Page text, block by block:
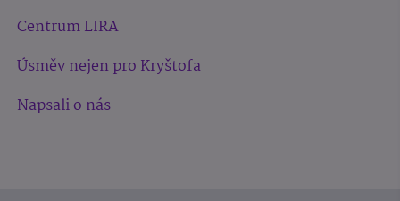
Centrum LIRA
Úsměv nejen pro Kryštofa
Napsali o nás